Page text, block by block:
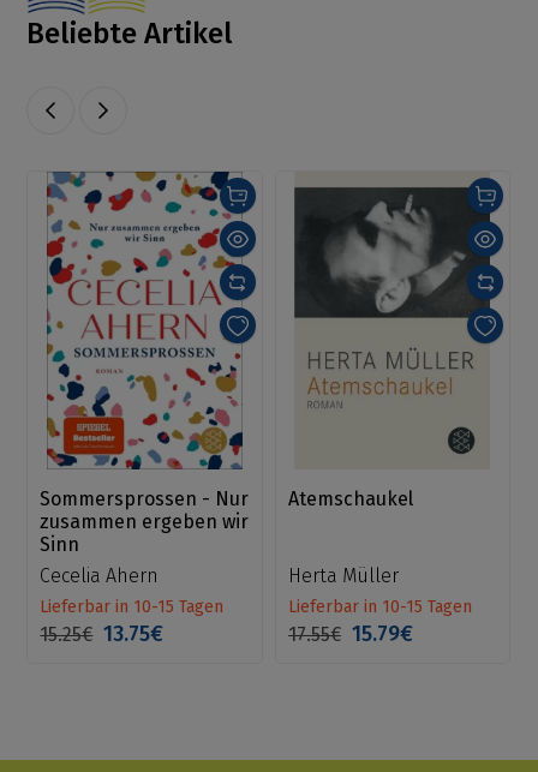
Beliebte Artikel
Sommersprossen - Nur
zusammen ergeben wir
Sinn
Cecelia Ahern
Lieferbar in 10-15 Tagen
15.25€ 13.75€
Atemschaukel
Herta Müller
Lieferbar in 10-15 Tagen
17.55€ 15.79€